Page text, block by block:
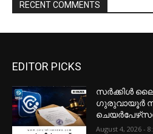
RECENT COMMENTS
EDITOR PICKS
സർക്കിൾ
ഗുരുവായൂർ
August 4, 2026 -